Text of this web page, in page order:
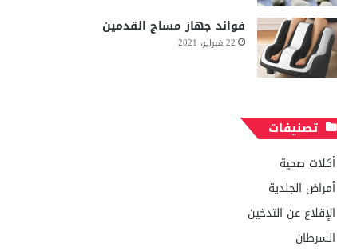
فوائد جهاز مساج القدمين
22 فبراير، 2021
تصنيفات
أكلات صحية
أمراض الجلدية
الإقلاع عن التدخين
السرطان